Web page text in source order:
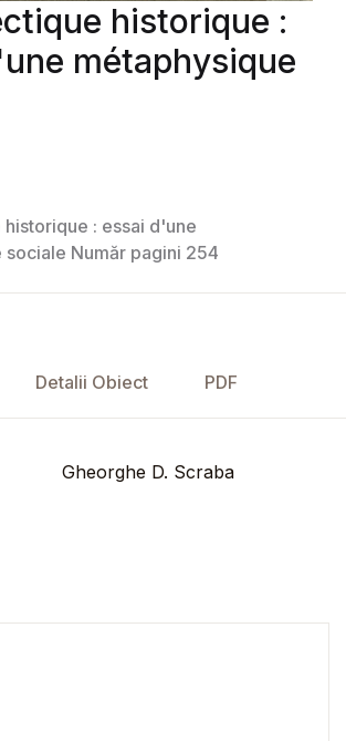
historique :
métaphysique
: essai d'une
sociale Număr pagini 254
Detalii Obiect PDF
Gheorghe D. Scraba